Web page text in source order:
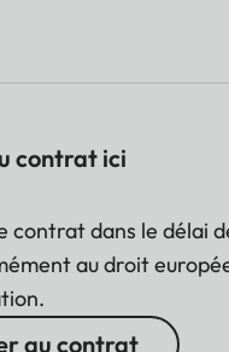
contrat ici
contrat dans le délai
au droit
au contrat